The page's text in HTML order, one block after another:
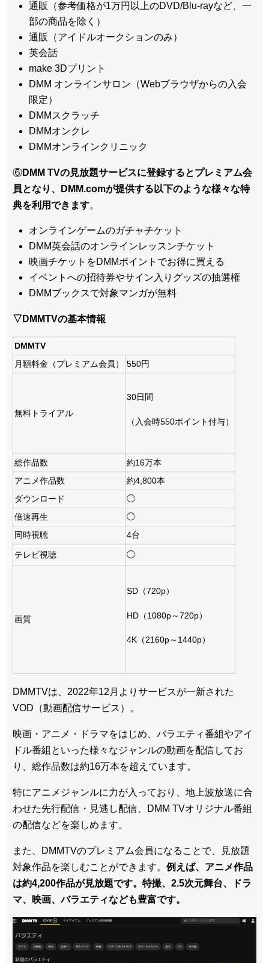
通販（参考価格が1万円以上のDVD/Blu-rayなど、一
部の商品を除く）
通販（アイドルオークションのみ）
英会話
make 3Dプリント
DMM オンラインサロン（Webブラウザからの入会
限定）
DMMスクラッチ
DMMオンクレ
DMMオンラインクリニック
⑥DMM TVの見放題サービスに登録するとプレミアム会
員となり、DMM.comが提供する以下のような様々な特
典を利用できます。
オンラインゲームのガチャチケット
DMM英会話のオンラインレッスンチケット
映画チケットをDMMポイントでお得に買える
イベントへの招待券やサイン入りグッズの抽選権
DMMブックスで対象マンガが無料
▽DMMTVの基本情報
DMMTV
月額料金（プレミアム会員）
550円
無料トライアル
30日間
（入会時550ポイント付与）
総作品数
約16万本
アニメ作品数
約4,800本
ダウンロード
◯
倍速再生
◯
同時視聴
4台
テレビ視聴 ◯
画質
SD（720p）
HD（1080p～720p）
4K（2160p～1440p）
DMMTVは、2022年12月よりサービスが一新された
VOD（動画配信サービス）。
映画・アニメ・ドラマをはじめ、バラエティ番組やアイ
ドル番組といった様々なジャンルの動画を配信してお
り、総作品数は約16万本を超えています。
特にアニメジャンルに力が入っており、地上波放送に合
わせた先行配信・見逃し配信、DMM TVオリジナル番組
の配信などを楽しめます。
また、DMMTVのプレミアム会員になることで、見放題
対象作品を楽しむことができます。 例えば、アニメ作品
は約4,200作品が見放題です。特撮、2.5次元舞台、ドラ
マ、映画、バラエティなども豊富です。